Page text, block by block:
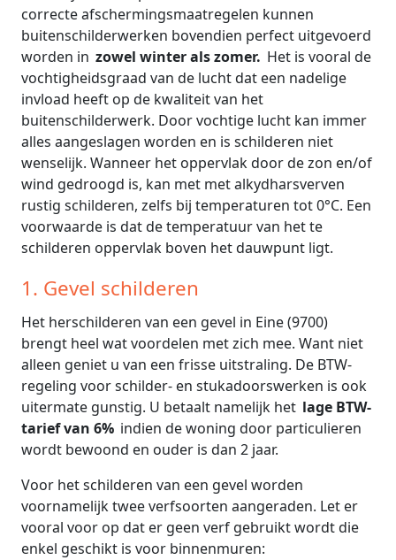
correcte afschermingsmaatregelen kunnen
buitenschilderwerken bovendien perfect uitgevoerd
worden in zowel winter als zomer. Het is vooral de
vochtigheidsgraad van de lucht dat een nadelige
invload heeft op de kwaliteit van het
buitenschilderwerk. Door vochtige lucht kan immer
alles aangeslagen worden en is schilderen niet
wenselijk. Wanneer het oppervlak door de zon en/of
wind gedroogd is, kan met met alkydharsverven
rustig schilderen, zelfs bij temperaturen tot 0°C. Een
voorwaarde is dat de temperatuur van het te
schilderen oppervlak boven het dauwpunt ligt.
1. Gevel schilderen
Het herschilderen van een gevel in Eine (9700)
brengt heel wat voordelen met zich mee. Want niet
alleen geniet u van een frisse uitstraling. De BTW-
regeling voor schilder- en stukadoorswerken is ook
uitermate gunstig. U betaalt namelijk het lage BTW-
tarief van 6% indien de woning door particulieren
wordt bewoond en ouder is dan 2 jaar.
Voor het schilderen van een gevel worden
voornamelijk twee verfsoorten aangeraden. Let er
vooral voor op dat er geen verf gebruikt wordt die
enkel geschikt is voor binnenmuren: